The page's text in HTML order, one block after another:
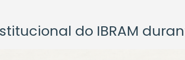
do IBRAM